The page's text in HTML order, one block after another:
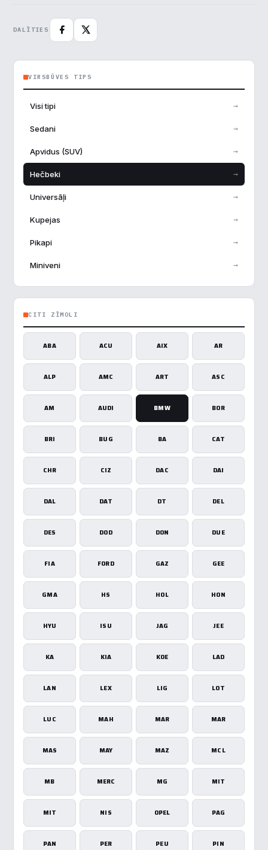
DALĪTIES
VIRSBŪVES TIPS
Visi tipi →
Sedani →
Apvidus (SUV) →
Hečbeki →
Universāļi →
Kupejas →
Pikapi →
Miniveni →
CITI ZĪMOLI
ABA ACU AIX AR
ALP AMC ART ASC
AM AUDI BMW BOR
BRI BUG BA CAT
CHR CIZ DAC DAI
DAL DAT DT DEL
DES DOD DON DUE
FIA FORD GAZ GEE
GMA HS HOL HON
HYU ISU JAG JEE
KA KIA KOE LAD
LAN LEX LIG LOT
LUC MAH MAR MAR
MAS MAY MAZ MCL
MB MERC MG MIT
MIT NIS OPEL PAG
PAN PER PEU PIN